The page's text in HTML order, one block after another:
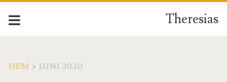
Theresias
HEM >JUNI 2020